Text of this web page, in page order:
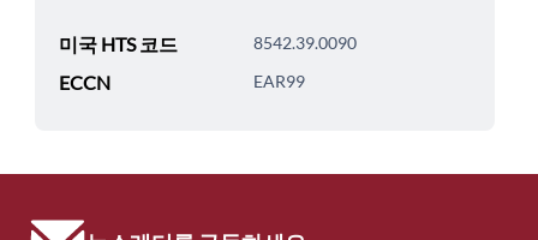
미국 HTS 코드 8542.39.0090
ECCN EAR99